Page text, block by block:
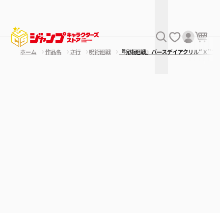
ホーム 作品名 さ行 呪術廻戦 『呪術廻戦』バースデイアクリル“Ｘ